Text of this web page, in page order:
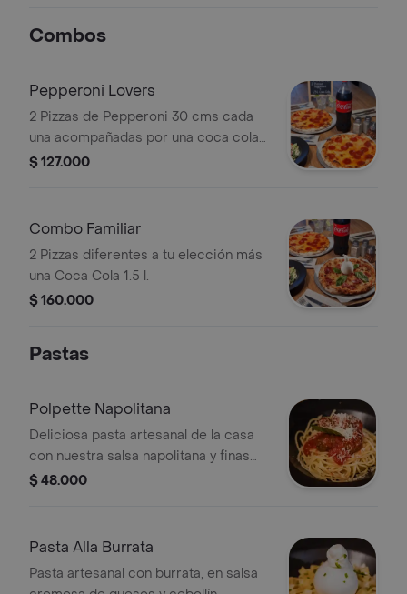
Combos
Pepperoni Lovers
2 Pizzas de Pepperoni 30 cms cada
una acompañadas por una coca cola
1.5 lts
$ 127.000
Combo Familiar
2 Pizzas diferentes a tu elección más
una Coca Cola 1.5 l.
$ 160.000
Pastas
Polpette Napolitana
Deliciosa pasta artesanal de la casa
con nuestra salsa napolitana y finas
albóndiga de res (incluye pan)
$ 48.000
Pasta Alla Burrata
Pasta artesanal con burrata, en salsa